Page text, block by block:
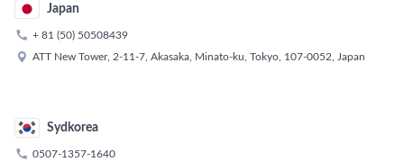
Japan
 + 81 (50) 50508439
 ATT New Tower, 2-11-7, Akasaka, Minato-ku, Tokyo, 107-0052, Japan
Sydkorea
 0507-1357-1640